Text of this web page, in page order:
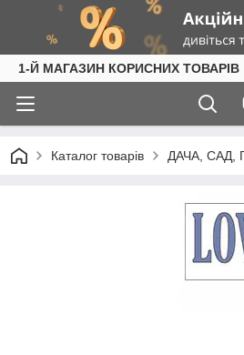
1-Й МАГАЗИН КОРИСНИХ ТОВАРІВ
Каталог товарів ДАЧА, САД,